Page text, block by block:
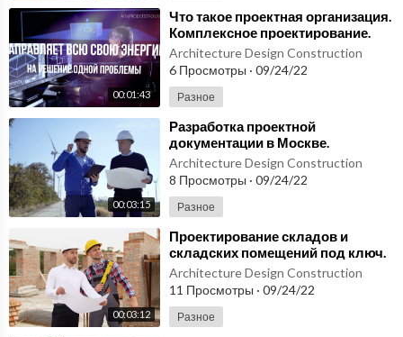
00:01:43
⁣Что такое проектная организация.
Комплексное проектирование.
Проектирование в BIM
Architecture Design Construction
6 Просмотры · 09/24/22
Разное
00:03:15
⁣Разработка проектной
документации в Москве.
Строительная проектная
документация
Architecture Design Construction
8 Просмотры · 09/24/22
Разное
00:03:12
⁣Проектирование складов и
складских помещений под ключ.
Проектный институт. Заказать
проект в Москве
Architecture Design Construction
11 Просмотры · 09/24/22
Разное